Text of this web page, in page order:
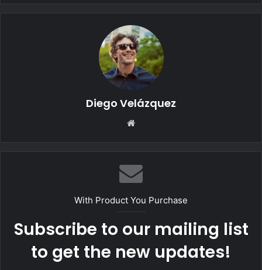
Diego Velázquez
Website
With Product You Purchase
Subscribe to our mailing list
to get the new updates!